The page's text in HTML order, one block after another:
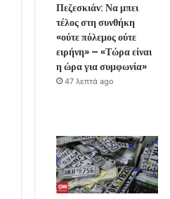
Πεζεσκιάν: Να μπει
τέλος στη συνθήκη
«ούτε πόλεμος ούτε
ειρήνη» – «Τώρα είναι
η ώρα για συμφωνία»
47 λεπτά ago